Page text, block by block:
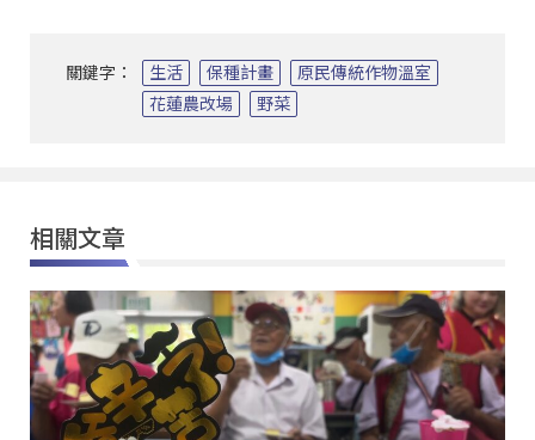
關鍵字： 生活 保種計畫
原民傳統作物溫室
花蓮農改場
野菜
相關文章